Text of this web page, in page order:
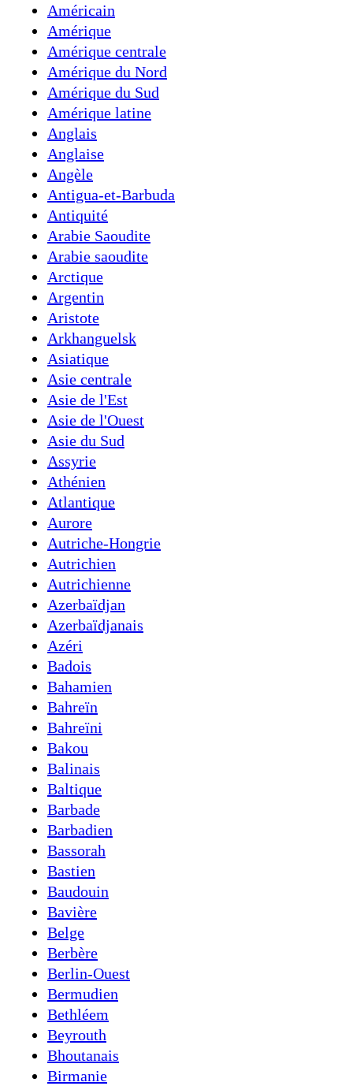
Américain
Amérique
Amérique centrale
Amérique du Nord
Amérique du Sud
Amérique latine
Anglais
Anglaise
Angèle
Antigua-et-Barbuda
Antiquité
Arabie Saoudite
Arabie saoudite
Arctique
Argentin
Aristote
Arkhanguelsk
Asiatique
Asie centrale
Asie de l'Est
Asie de l'Ouest
Asie du Sud
Assyrie
Athénien
Atlantique
Aurore
Autriche-Hongrie
Autrichien
Autrichienne
Azerbaïdjan
Azerbaïdjanais
Azéri
Badois
Bahamien
Bahreïn
Bahreïni
Bakou
Balinais
Baltique
Barbade
Barbadien
Bassorah
Bastien
Baudouin
Bavière
Belge
Berbère
Berlin-Ouest
Bermudien
Bethléem
Beyrouth
Bhoutanais
Birmanie